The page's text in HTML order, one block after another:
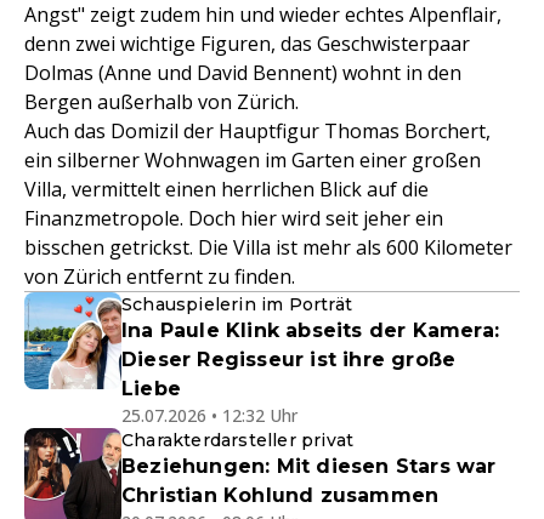
Angst" zeigt zudem hin und wieder echtes Alpenflair,
denn zwei wichtige Figuren, das Geschwisterpaar
Dolmas (Anne und David Bennent) wohnt in den
Bergen außerhalb von Zürich.
Auch das Domizil der Hauptfigur Thomas Borchert,
ein silberner Wohnwagen im Garten einer großen
Villa, vermittelt einen herrlichen Blick auf die
Finanzmetropole. Doch hier wird seit jeher ein
bisschen getrickst. Die Villa ist mehr als 600 Kilometer
von Zürich entfernt zu finden.
Schauspielerin im Porträt
Ina Paule Klink abseits der Kamera:
Dieser Regisseur ist ihre große
Liebe
25.07.2026 • 12:32 Uhr
Charakterdarsteller privat
Beziehungen: Mit diesen Stars war
Christian Kohlund zusammen